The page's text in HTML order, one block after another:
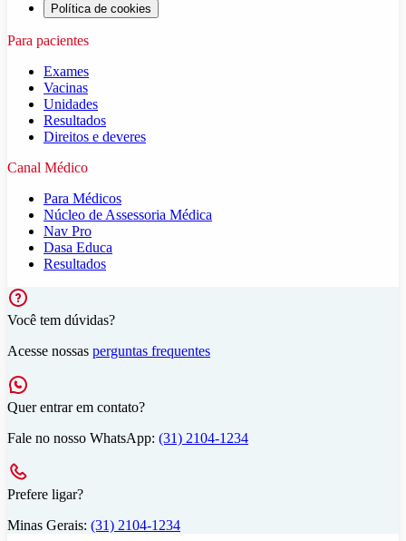
Política de cookies
Para pacientes
Exames
Vacinas
Unidades
Resultados
Direitos e deveres
Canal Médico
Para Médicos
Núcleo de Assessoria Médica
Nav Pro
Dasa Educa
Resultados
Você tem dúvidas?
Acesse nossas perguntas frequentes
Quer entrar em contato?
Fale no nosso WhatsApp: (31) 2104-1234
Prefere ligar?
Minas Gerais: (31) 2104-1234